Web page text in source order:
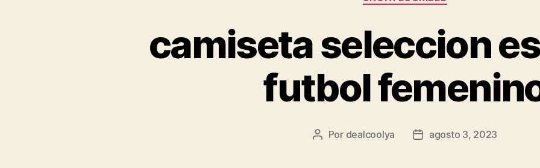
camiseta seleccion
futbol
Autor
Por dealcoolya
Fechaagosto 3, 2023